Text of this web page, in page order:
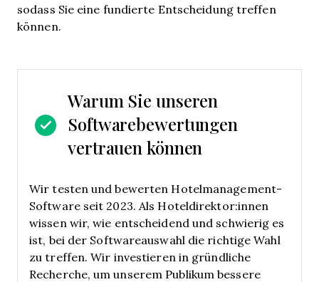
sodass Sie eine fundierte Entscheidung treffen
können.
Warum Sie unseren
Softwarebewertungen
vertrauen können
Wir testen und bewerten Hotelmanagement-
Software seit 2023. Als Hoteldirektor:innen
wissen wir, wie entscheidend und schwierig es
ist, bei der Softwareauswahl die richtige Wahl
zu treffen. Wir investieren in gründliche
Recherche, um unserem Publikum bessere